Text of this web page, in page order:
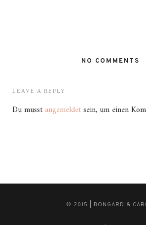
NO COMMENTS
LEAVE A REPLY
Du musst angemeldetsein, um einen
© 2015 | BONGARD &